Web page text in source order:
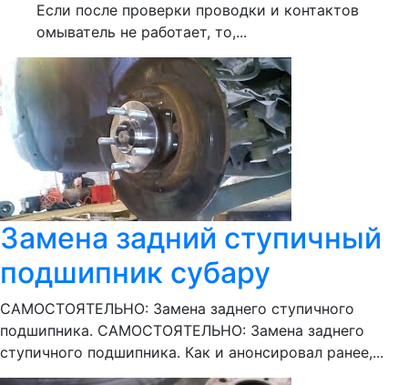
Если после проверки проводки и контактов
омыватель не работает, то,...
Замена задний ступичный
подшипник субару
САМОСТОЯТЕЛЬНО: Замена заднего ступичного
подшипника. САМОСТОЯТЕЛЬНО: Замена заднего
ступичного подшипника. Как и анонсировал ранее,...